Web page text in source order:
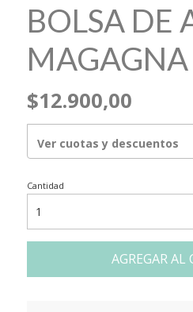
BOLSA DE
MAGAGNA
$12.900,00
Ver cuotas y descuentos
Cantidad
AGREGAR AL